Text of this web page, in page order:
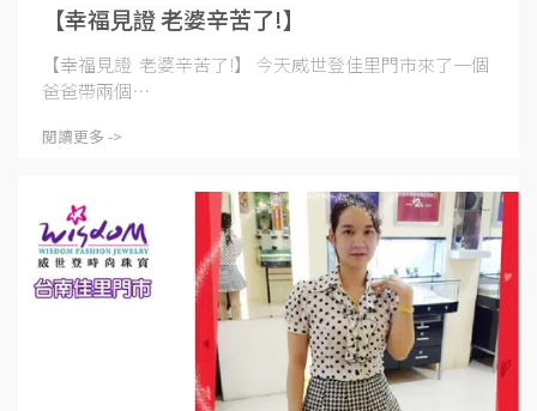
【幸福見證 老婆辛苦了!】
【幸福見證 老婆辛苦了!】 今天威世登佳里門市來了一個
爸爸帶兩個⋯
閱讀更多 ->